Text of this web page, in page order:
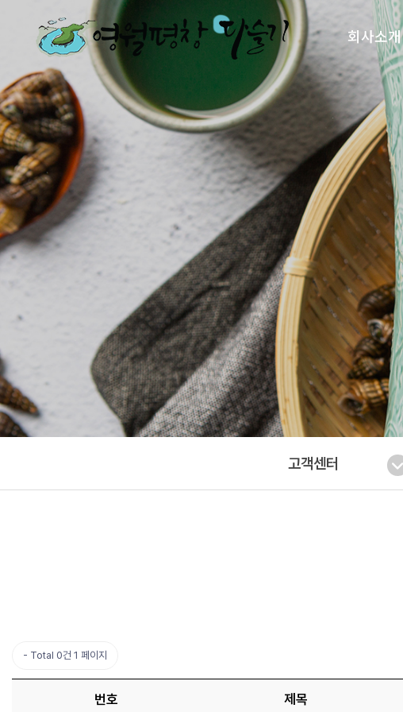
회사소개
고객센터
고객센터
Total 0건 1 페이지
번호 제목